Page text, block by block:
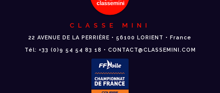
CLASSE MINI
22 AVENUE DE LA PERRIÈRE • 56100 LORIENT • France
Tél: +33 (0)9 54 54 83 18 • CONTACT@CLASSEMINI.COM